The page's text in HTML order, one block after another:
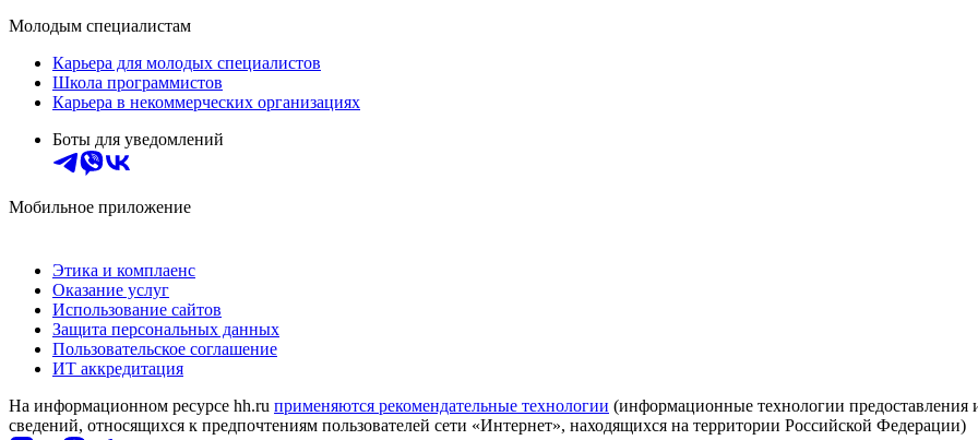
Молодым специалистам
Карьера для молодых специалистов
Школа программистов
Карьера в некоммерческих организациях
Боты для уведомлений
Мобильное приложение
Этика и комплаенс
Оказание услуг
Использование сайтов
Защита персональных данных
Пользовательское соглашение
ИТ аккредитация
На информационном ресурсе hh.ru применяются рекомендательные технологии (информационные технологии предоставления
сведений, относящихся к предпочтениям пользователей сети «Интернет», находящихся на территории Российской Федерации)